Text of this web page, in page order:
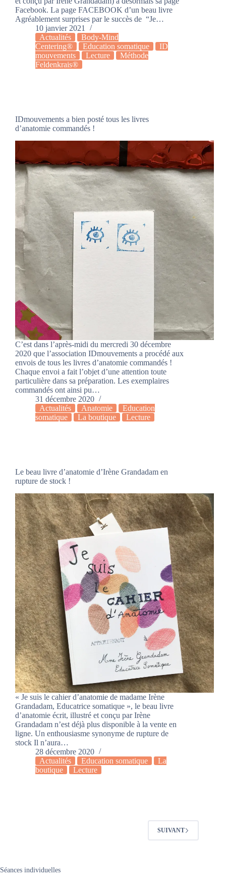
Facebook. La page FACEBOOK d’un beau livre
Agréablement surprises par le succès de “Je…
10 janvier 2021
Actualités
Body-Mind
Centering®
Education somatique
ID
mouvements
Lecture
Méthode
Feldenkrais®
IDmouvements a bien posté tous les livres
d’anatomie commandés !
C’est dans l’après-midi du mercredi 30 décembre
2020 que l’association IDmouvements a procédé aux
envois de tous les livres d’anatomie commandés !
Chaque envoi a fait l’objet d’une attention toute
particulière dans sa préparation. Les exemplaires
commandés ont ainsi pu…
31 décembre 2020
Actualités
Anatomie
Education
somatique
La boutique Lecture
Le beau livre d’anatomie d’Irène Grandadam en
rupture de stock !
« Je suis le cahier d’anatomie de madame Irène
Grandadam, Educatrice somatique », le beau livre
d’anatomie écrit, illustré et conçu par Irène
Grandadam n’est déjà plus disponible à la vente en
ligne. Un enthousiasme synonyme de rupture de
stock Il n’aura…
28 décembre 2020
Actualités
Education somatique
La
boutique
Lecture
SUIVANT
Séances individuelles